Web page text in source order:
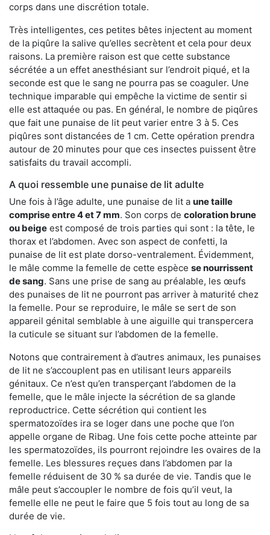
corps dans une discrétion totale.
Très intelligentes, ces petites bêtes injectent au moment
de la piqûre la salive qu’elles secrètent et cela pour deux
raisons. La première raison est que cette substance
sécrétée a un effet anesthésiant sur l’endroit piqué, et la
seconde est que le sang ne pourra pas se coaguler. Une
technique imparable qui empêche la victime de sentir si
elle est attaquée ou pas. En général, le nombre de piqûres
que fait une punaise de lit peut varier entre 3 à 5. Ces
piqûres sont distancées de 1 cm. Cette opération prendra
autour de 20 minutes pour que ces insectes puissent être
satisfaits du travail accompli.
A quoi ressemble une punaise de lit adulte
Une fois à l’âge adulte, une punaise de lit a une taille
comprise entre 4 et 7 mm. Son corps de coloration brune
ou beige est composé de trois parties qui sont : la tête, le
thorax et l’abdomen. Avec son aspect de confetti, la
punaise de lit est plate dorso-ventralement. Évidemment,
le mâle comme la femelle de cette espèce se nourrissent
de sang. Sans une prise de sang au préalable, les œufs
des punaises de lit ne pourront pas arriver à maturité chez
la femelle. Pour se reproduire, le mâle se sert de son
appareil génital semblable à une aiguille qui transpercera
la cuticule se situant sur l’abdomen de la femelle.
Notons que contrairement à d’autres animaux, les punaises
de lit ne s’accouplent pas en utilisant leurs appareils
génitaux. Ce n’est qu’en transperçant l’abdomen de la
femelle, que le mâle injecte la sécrétion de sa glande
reproductrice. Cette sécrétion qui contient les
spermatozoïdes ira se loger dans une poche que l’on
appelle organe de Ribag. Une fois cette poche atteinte par
les spermatozoïdes, ils pourront rejoindre les ovaires de la
femelle. Les blessures reçues dans l’abdomen par la
femelle réduisent de 30 % sa durée de vie. Tandis que le
mâle peut s’accoupler le nombre de fois qu’il veut, la
femelle elle ne peut le faire que 5 fois tout au long de sa
durée de vie.